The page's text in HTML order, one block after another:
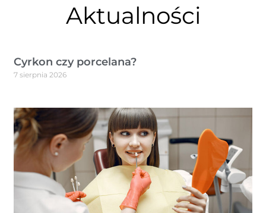
Aktualności
Cyrkon czy porcelana?
7 sierpnia 2026